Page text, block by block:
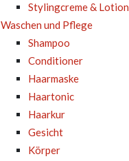
Stylingcreme & Lotion
Waschen und Pflege
Shampoo
Conditioner
Haarmaske
Haartonic
Haarkur
Gesicht
Körper